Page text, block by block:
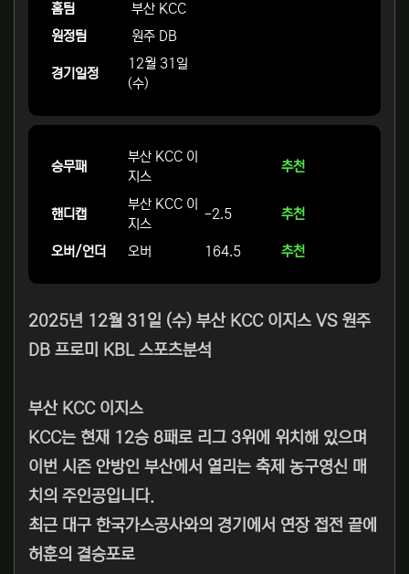
홈팀
부산 KCC
원정팀
원주 DB
경기일정
12월 31일
(수)
승무패
부산 KCC 이
지스
추천
핸디캡
부산 KCC 이
지스
-2.5 추천
오버/언더 오버 164.5 추천
2025년 12월 31일 (수) 부산 KCC 이지스 VS 원주
DB 프로미 KBL 스포츠분석
부산 KCC 이지스
KCC는 현재 12승 8패로 리그 3위에 위치해 있으며
이번 시즌 안방인 부산에서 열리는 축제 농구영신 매
치의 주인공입니다.
최근 대구 한국가스공사와의 경기에서 연장 접전 끝에
허훈의 결승포로